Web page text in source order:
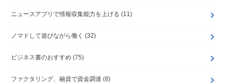
ニュースアプリで情報収集能力を上げる (11)
ノマドして遊びながら働く (32)
ビジネス書のおすすめ (75)
ファクタリング、融資で資金調達 (8)